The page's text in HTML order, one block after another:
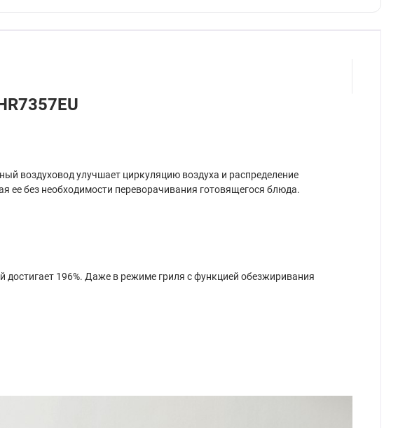
воздуховод улучшает циркуляцию воздуха и распределение
ее без необходимости переворачивания готовящегося блюда.
196%. Даже в режиме гриля с функцией обезжиривания